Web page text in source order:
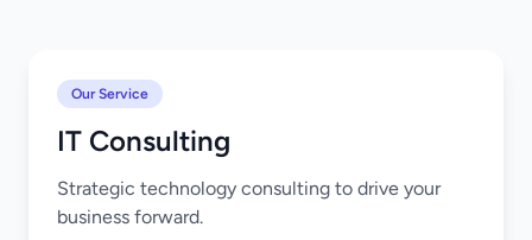
Our Service
IT Consulting
Strategic technology consulting to drive your
business forward.